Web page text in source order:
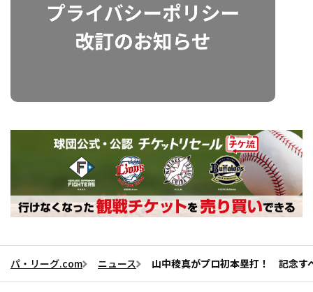
パ・リーグ.com ニュース 山中稜真がプロ初本塁打！ 記念す